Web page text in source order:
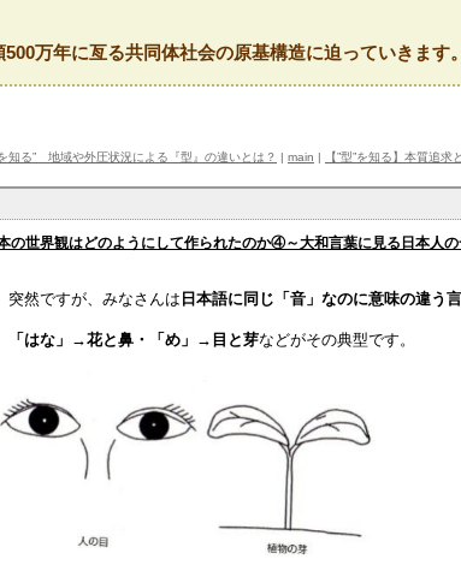
万年に亙る共同体社会の原基構造に迫っていきます。
知る” 地域や外圧状況による『型』の違いとは？ | main | 【”型”を知る】本質追
の世界観はどのようにして作られたのか④～大和言葉に見る日本人の
突然ですが、みなさんは 日本語に同じ「音」なのに意味の違う
「はな」→花と鼻・「め」→目と芽などがその典型です。